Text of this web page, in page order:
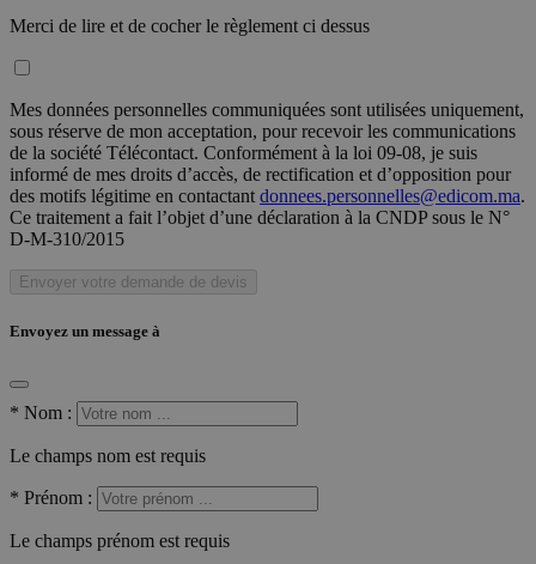
Merci de lire et de cocher le règlement ci dessus
Mes données personnelles communiquées sont utilisées uniquement,
sous réserve de mon acceptation, pour recevoir les communications
de la société Télécontact. Conformément à la loi 09-08, je suis
informé de mes droits d’accès, de rectification et d’opposition pour
des motifs légitime en contactant donnees.personnelles@edicom.ma.
Ce traitement a fait l’objet d’une déclaration à la CNDP sous le N°
D-M-310/2015
Envoyer votre demande de devis
Envoyez un message à
* Nom :
Le champs nom est requis
* Prénom :
Le champs prénom est requis